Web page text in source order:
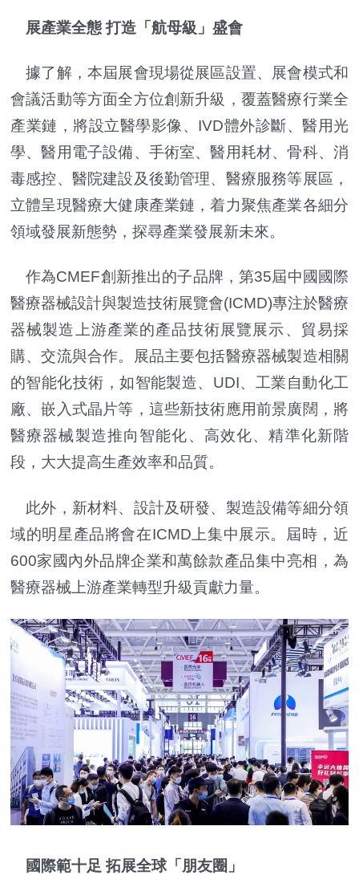
展產業全態 打造「航母級」盛會
據了解，本屆展會現場從展區設置、展會模式和
會議活動等方面全方位創新升級，覆蓋醫療行業全
產業鏈，將設立醫學影像、IVD體外診斷、醫用光
學、醫用電子設備、手術室、醫用耗材、骨科、消
毒感控、醫院建設及後勤管理、醫療服務等展區，
立體呈現醫療大健康產業鏈，着力聚焦產業各細分
領域發展新態勢，探尋產業發展新未來。
作為CMEF創新推出的子品牌，第35屆中國國際
醫療器械設計與製造技術展覽會(ICMD)專注於醫療
器械製造上游產業的產品技術展覽展示、貿易採
購、交流與合作。展品主要包括醫療器械製造相關
的智能化技術，如智能製造、UDI、工業自動化工
廠、嵌入式晶片等，這些新技術應用前景廣闊，將
醫療器械製造推向智能化、高效化、精準化新階
段，大大提高生產效率和品質。
此外，新材料、設計及研發、製造設備等細分領
域的明星產品將會在ICMD上集中展示。屆時，近
600家國內外品牌企業和萬餘款產品集中亮相，為
醫療器械上游產業轉型升級貢獻力量。
國際範十足 拓展全球「朋友圈」